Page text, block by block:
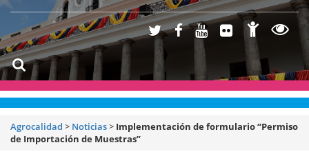
Agrocalidad > Noticias> Implementación de formulario “Permiso
de Importación de Muestras”